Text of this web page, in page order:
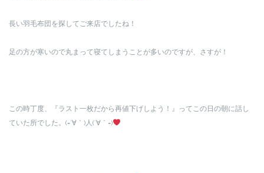
長い羽毛布団を探してご来店でしたね！
足の方が寒いので丸まって寝てしまうことが多いのですが、さすが！
この時丁度、『ラスト一枚だから再値下げしよう！』ってこの日の朝に話し
ていた所でした。(=´∀｀)人(´∀｀=)